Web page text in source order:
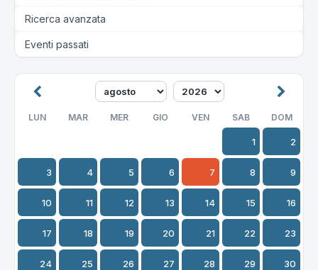
Ricerca avanzata
Eventi passati
LUN MAR MER GIO VEN SAB DOM
1 2
3 4 5 6 7 8 9
10 11 12 13 14 15 16
17 18 19 20 21 22 23
24 25 26 27 28 29 30